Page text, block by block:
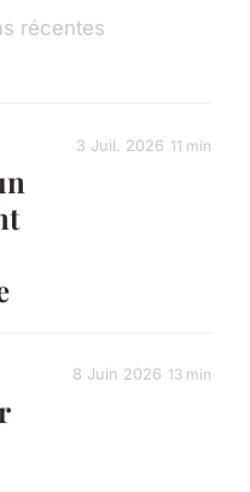
récentes
3 Juil. 2026 11 min
8 Juin 2026 13 min